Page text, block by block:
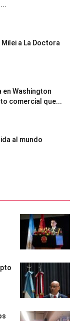
a La Doctora
en Washington
comercial que...
al mundo